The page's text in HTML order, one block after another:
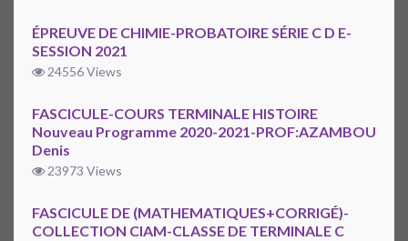
ÉPREUVE DE CHIMIE-PROBATOIRE SÉRIE C D E-
SESSION 2021
24556 Views
FASCICULE-COURS TERMINALE HISTOIRE
Nouveau Programme 2020-2021-PROF:AZAMBOU
Denis
23973 Views
FASCICULE DE (MATHEMATIQUES+CORRIGÉ)-
COLLECTION CIAM-CLASSE DE TERMINALE C